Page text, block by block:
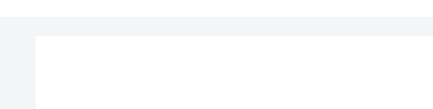
力水平，降低了行内的投诉处理率，受到了领导的高度赞扬。 ■郭老师曾